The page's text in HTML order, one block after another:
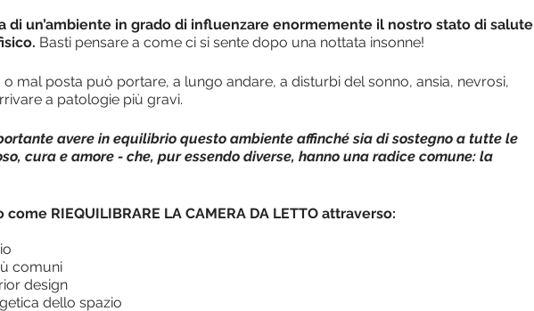
di un’ambiente in grado di influenzare enormemente il nostro stato di salute
Basti pensare a come ci si sente dopo una nottata insonne!
mal posta può portare, a lungo andare, a disturbi del sonno, ansia, nevrosi,
a patologie più gravi.
avere in equilibrio questo ambiente affinché sia di sostegno a tutte le
cura e amore - che, pur essendo diverse, hanno una radice comune: la
RIEQUILIBRARE LA CAMERA DA LETTO attraverso:
comuni
design
dello spazio